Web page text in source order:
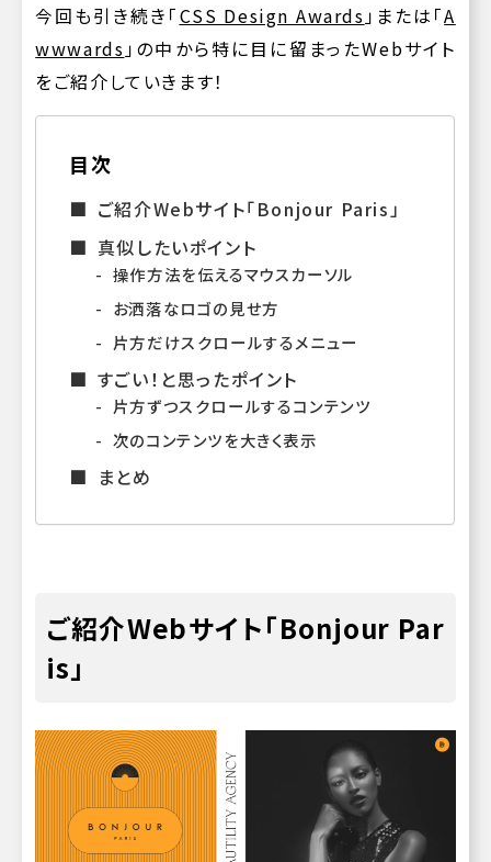
今回も引き続き「CSS Design Awards 」または「A
wwwards 」の中から特に目に留まったWebサイト
をご紹介していきます！
目次
ご紹介Webサイト「Bonjour Paris」
真似したいポイント
操作方法を伝えるマウスカーソル
お洒落なロゴの見せ方
片方だけスクロールするメニュー
すごい！と思ったポイント
片方ずつスクロールするコンテンツ
次のコンテンツを大きく表示
まとめ
ご紹介Webサイト「Bonjour Par
is」